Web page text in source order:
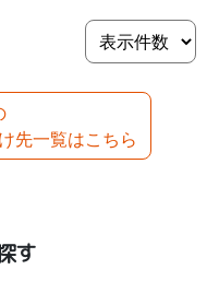
先一覧はこちら
す